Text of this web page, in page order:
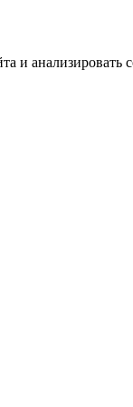
и анализировать